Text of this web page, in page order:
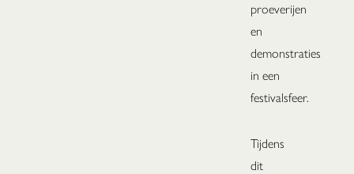
proeverijen
en
demonstraties
in een
festivalsfeer.
Tijdens
dit